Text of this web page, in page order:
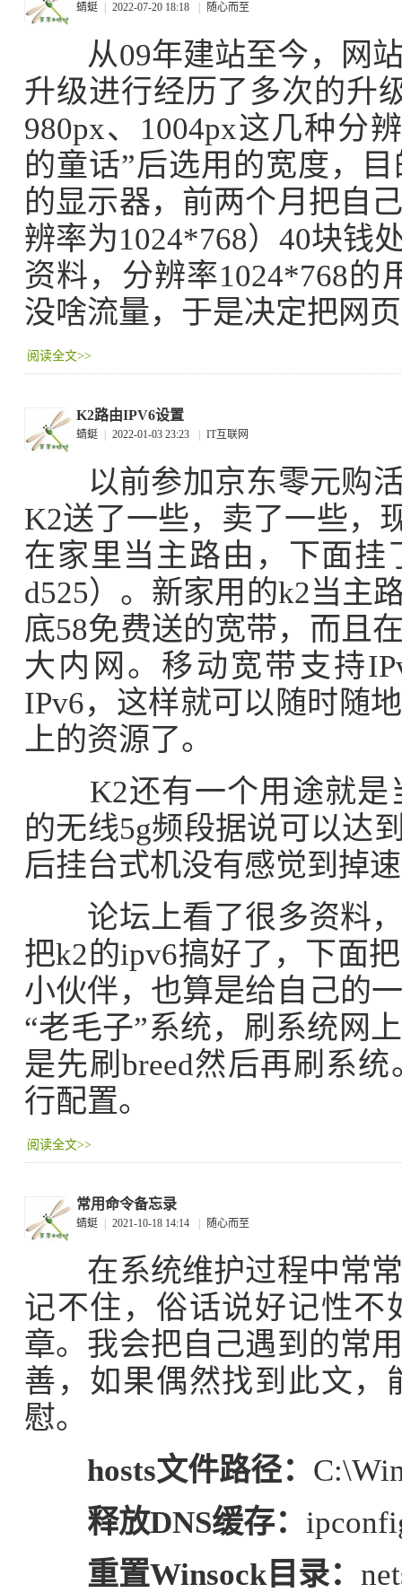
蜻蜓 2022-07-20 18:18 随心而至
从09年建站至今，网站
升级进行经历了多次的升
980px、1004px这几种分
的童话”后选用的宽度，
的显示器，前两个月把自
辨率为1024*768）40块钱
资料，分辨率1024*768的
没啥流量，于是决定把网
阅读全文>>
K2路由IPV6设置
蜻蜓 2022-01-03 23:23 IT互联网
以前参加京东零元购活
K2送了一些，卖了一些，
在家里当主路由，下面挂
d525）。新家用的k2当主
底58免费送的宽带，而且
大内网。移动宽带支持
IPv6，这样就可以随时随
上的资源了。
K2还有一个用途就是
的无线5g频段据说可以达
后挂台式机没有感觉到掉
论坛上看了很多资料，
把k2的ipv6搞好了，下面
小伙伴，也算是给自己的
“老毛子”系统，刷系统网
是先刷breed然后再刷系
行配置。
阅读全文>>
常用命令备忘录
蜻蜓 2021-10-18 14:14 随心而至
在系统维护过程中常常
记不住，俗话说好记性不
章。我会把自己遇到的常
善，如果偶然找到此文，
慰。
hosts文件路径：
释放DNS缓存：
重置Winsock目录：